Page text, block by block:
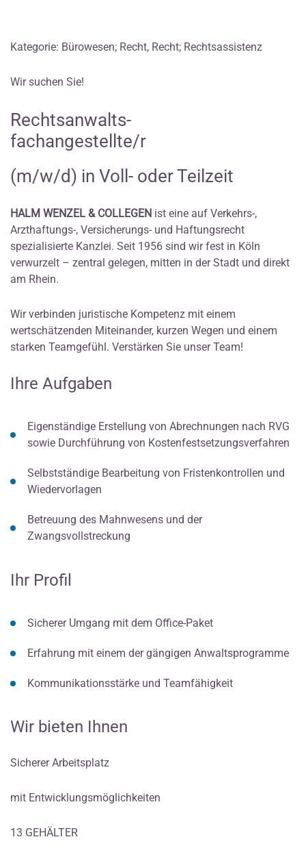
Kategorie: Bürowesen; Recht, Recht; Rechtsassistenz
Wir suchen Sie!
Rechtsanwalts-
fachangestellte/r
(m/w/d) in Voll- oder Teilzeit
HALM WENZEL & COLLEGEN ist eine auf Verkehrs-,
Arzthaftungs-, Versicherungs- und Haftungsrecht
spezialisierte Kanzlei. Seit 1956 sind wir fest in Köln
verwurzelt – zentral gelegen, mitten in der Stadt und direkt
am Rhein.
Wir verbinden juristische Kompetenz mit einem
wertschätzenden Miteinander, kurzen Wegen und einem
starken Teamgefühl. Verstärken Sie unser Team!
Ihre Aufgaben
Eigenständige Erstellung von Abrechnungen nach RVG
sowie Durchführung von Kostenfestsetzungsverfahren
Selbstständige Bearbeitung von Fristenkontrollen und
Wiedervorlagen
Betreuung des Mahnwesens und der
Zwangsvollstreckung
Ihr Profil
Sicherer Umgang mit dem Office-Paket
Erfahrung mit einem der gängigen Anwaltsprogramme
Kommunikationsstärke und Teamfähigkeit
Wir bieten Ihnen
Sicherer Arbeitsplatz
mit Entwicklungsmöglichkeiten
13 GEHÄLTER